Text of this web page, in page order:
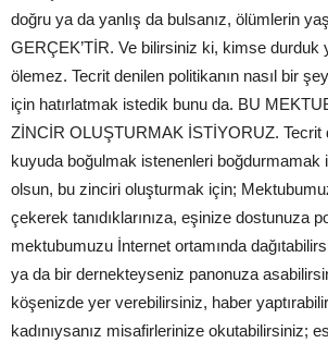
doğru ya da yanlış da bulsanız, ölümlerin
GERÇEK’TİR. Ve bilirsiniz ki, kimse durduk
ölemez. Tecrit denilen politikanın nasıl bir
için hatırlatmak istedik bunu da. BU
ZİNCİR OLUŞTURMAK İSTİYORUZ. Tecrit
kuyuda boğulmak istenenleri boğdurmamak
olsun, bu zinciri oluşturmak için;
çekerek tanıdıklarınıza, eşinize dostunuza
mektubumuzu İnternet ortamında
ya da bir dernekteyseniz panonuza
köşenizde yer verebilirsiniz, haber
kadınıysanız misafirlerinize okutabilirsiniz;